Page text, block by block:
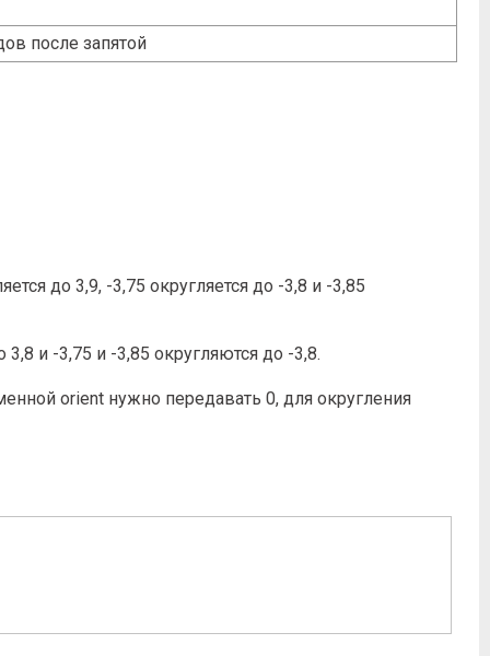
после запятой
до 3,9, -3,75 округляется до -3,8 и -3,85
и -3,75 и -3,85 округляются до -3,8.
orient нужно передавать 0, для округления